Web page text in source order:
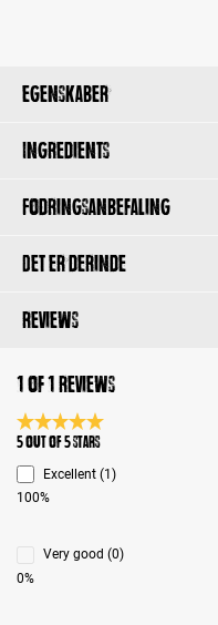
Egenskaber
Ingredients
Fodringsanbefaling
Det er derinde
Reviews
1 of 1 reviews
Average rating 5 of 5 Stars
5 out of 5 stars
Excellent (1)
100%
Very good (0)
0%